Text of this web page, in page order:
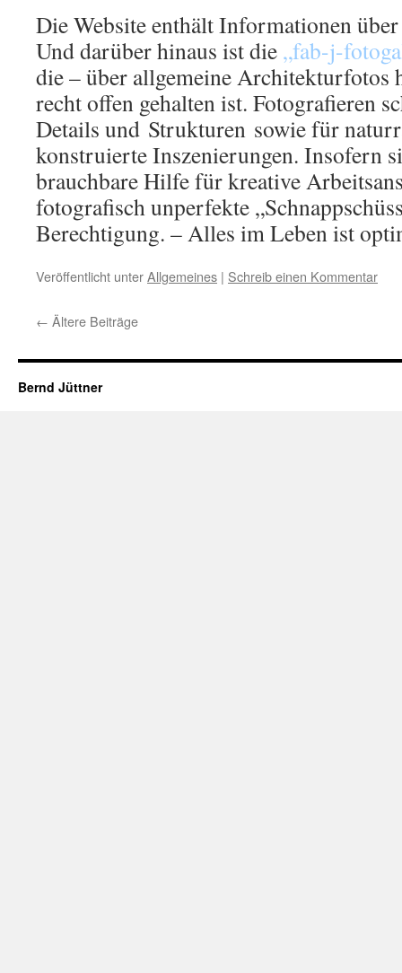
Die Website enthält Informationen
Und darüber hinaus ist die „fab-j-
die – über allgemeine Architekturfotos
recht offen gehalten ist. Fotografieren
Details und Strukturen sowie für
konstruierte Inszenierungen. Insofern
brauchbare Hilfe für kreative
fotografisch unperfekte
Berechtigung. – Alles im Leben ist
Veröffentlicht unterAllgemeines | Schreib einen Kommentar
← Ältere Beiträge
Bernd Jüttner